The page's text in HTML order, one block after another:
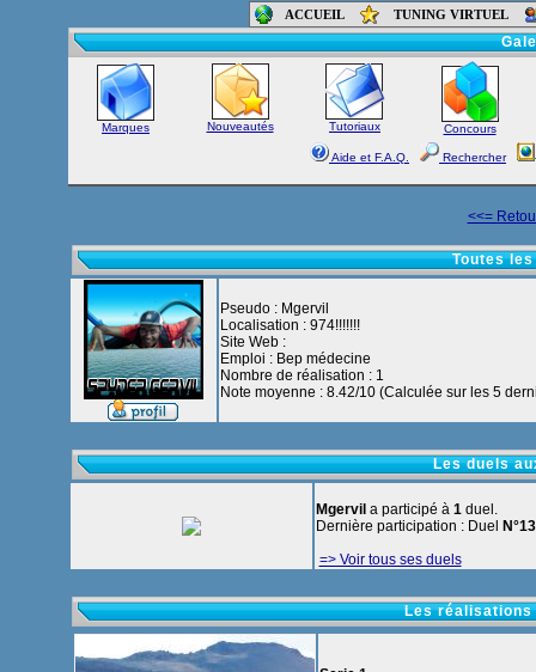
ACCUEIL TUNING VIRTUEL
Accueil-
Marques Nouveautés Tutoriaux Concours
Aide et F.A.Q. Rechercher
<<=
Toutes
Pseudo : Mgervil
Localisation : 974!!!!!!!
Site Web :
Emploi : Bep médecine
Nombre de réalisation : 1
Note moyenne : 8.42/10 (Calculée sur les 5
Les duels
Mgervil a participé à 1duel.
Dernière participation : Duel
=> Voir tous ses duels
Les réalisations